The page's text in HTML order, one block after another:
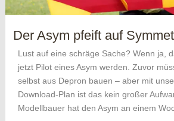
Der Asym pfeift auf
Lust auf eine schräge Sache? Wenn ja,
jetzt Pilot eines Asym werden. Zuvor
selbst aus Depron bauen – aber mit
Download-Plan ist das kein großer
Modellbauer hat den Asym an einem